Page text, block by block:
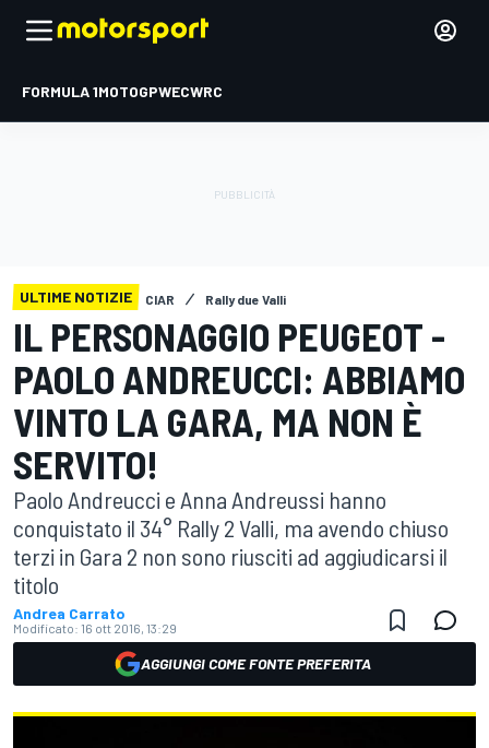
FORMULA 1MOTOGPWECWRC
ULTIME NOTIZIE CIAR Rally due Valli
IL PERSONAGGIO PEUGEOT -
PAOLO ANDREUCCI: ABBIAMO
VINTO LA GARA, MA NON È
SERVITO!
Paolo Andreucci e Anna Andreussi hanno
conquistato il 34° Rally 2 Valli, ma avendo chiuso
terzi in Gara 2 non sono riusciti ad aggiudicarsi il
titolo
Andrea Carrato
Modificato: 16 ott 2016, 13:29
AGGIUNGI COME FONTE PREFERITA